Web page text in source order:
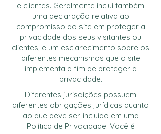
e clientes. Geralmente inclui também
uma declaração relativa ao
compromisso do site em proteger a
privacidade dos seus visitantes ou
clientes, e um esclarecimento sobre os
diferentes mecanismos que o site
implementa a fim de proteger a
privacidade.
Diferentes jurisdições possuem
diferentes obrigações jurídicas quanto
ao que deve ser incluído em uma
Política de Privacidade. Você é